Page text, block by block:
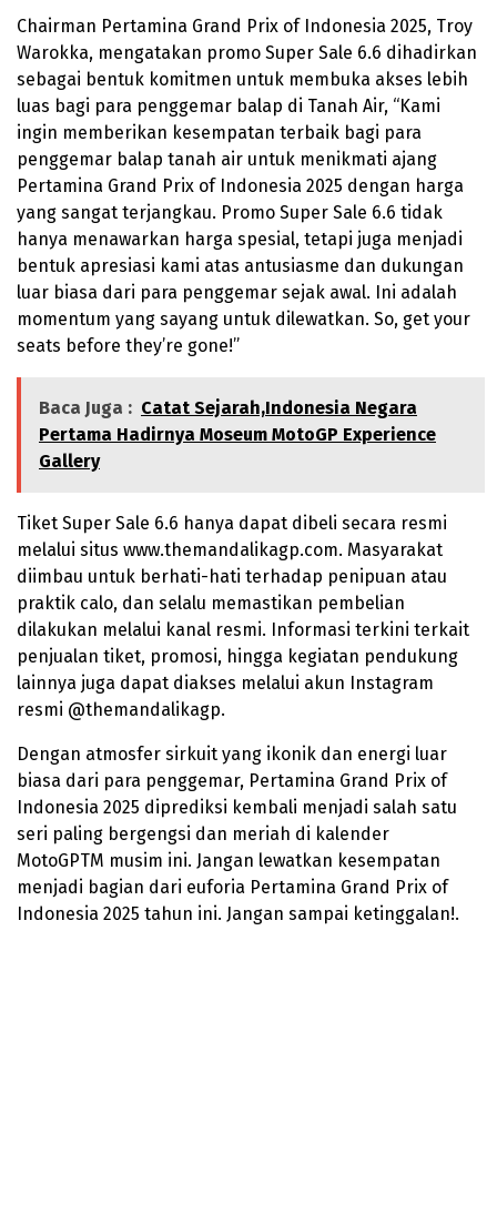
Chairman Pertamina Grand Prix of Indonesia 2025, Troy
Warokka, mengatakan promo Super Sale 6.6 dihadirkan
sebagai bentuk komitmen untuk membuka akses lebih
luas bagi para penggemar balap di Tanah Air, “Kami
ingin memberikan kesempatan terbaik bagi para
penggemar balap tanah air untuk menikmati ajang
Pertamina Grand Prix of Indonesia 2025 dengan harga
yang sangat terjangkau. Promo Super Sale 6.6 tidak
hanya menawarkan harga spesial, tetapi juga menjadi
bentuk apresiasi kami atas antusiasme dan dukungan
luar biasa dari para penggemar sejak awal. Ini adalah
momentum yang sayang untuk dilewatkan. So, get your
seats before they’re gone!”
Baca Juga : Catat Sejarah,Indonesia Negara
Pertama Hadirnya Moseum MotoGP Experience
Gallery
Tiket Super Sale 6.6 hanya dapat dibeli secara resmi
melalui situs www.themandalikagp.com. Masyarakat
diimbau untuk berhati-hati terhadap penipuan atau
praktik calo, dan selalu memastikan pembelian
dilakukan melalui kanal resmi. Informasi terkini terkait
penjualan tiket, promosi, hingga kegiatan pendukung
lainnya juga dapat diakses melalui akun Instagram
resmi @themandalikagp.
Dengan atmosfer sirkuit yang ikonik dan energi luar
biasa dari para penggemar, Pertamina Grand Prix of
Indonesia 2025 diprediksi kembali menjadi salah satu
seri paling bergengsi dan meriah di kalender
MotoGPTM musim ini. Jangan lewatkan kesempatan
menjadi bagian dari euforia Pertamina Grand Prix of
Indonesia 2025 tahun ini. Jangan sampai ketinggalan!.